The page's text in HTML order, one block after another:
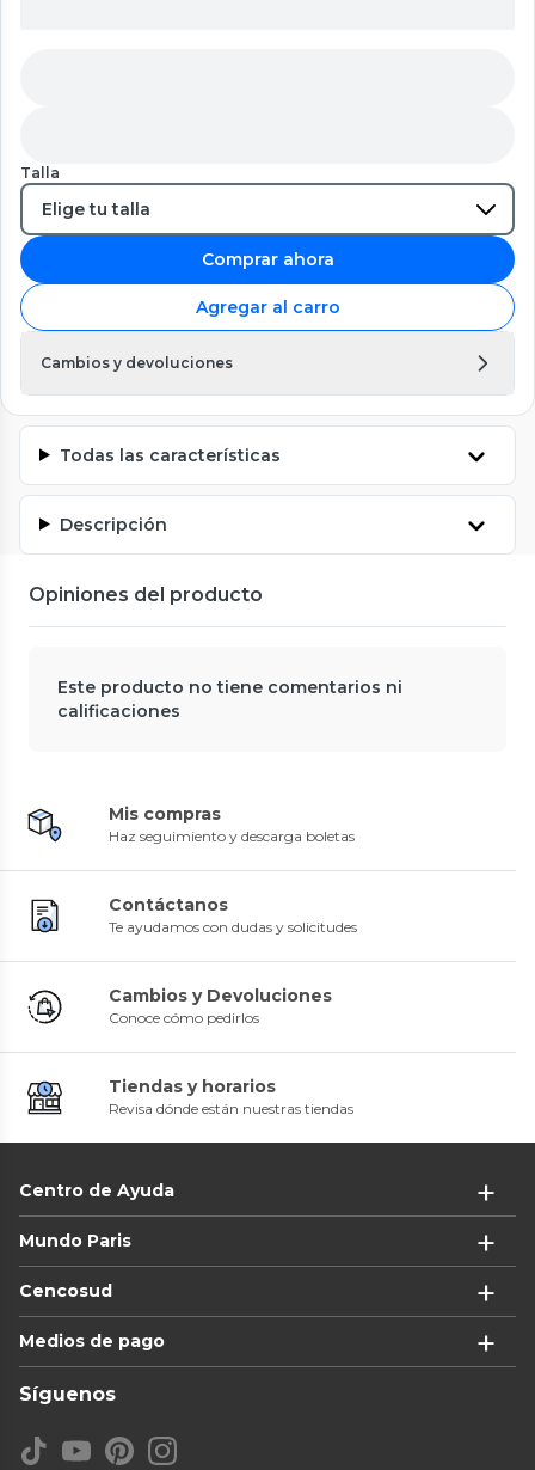
Talla
Comprar ahora
Agregar al carro
Cambios y devoluciones
Todas las características
Descripción
Opiniones del producto
Este producto no tiene comentarios ni
calificaciones
Mis compras
Haz seguimiento y descarga boletas
Contáctanos
Te ayudamos con dudas y solicitudes
Cambios y Devoluciones
Conoce cómo pedirlos
Tiendas y horarios
Revisa dónde están nuestras tiendas
Centro de Ayuda
Mundo Paris
Cencosud
Medios de pago
Síguenos